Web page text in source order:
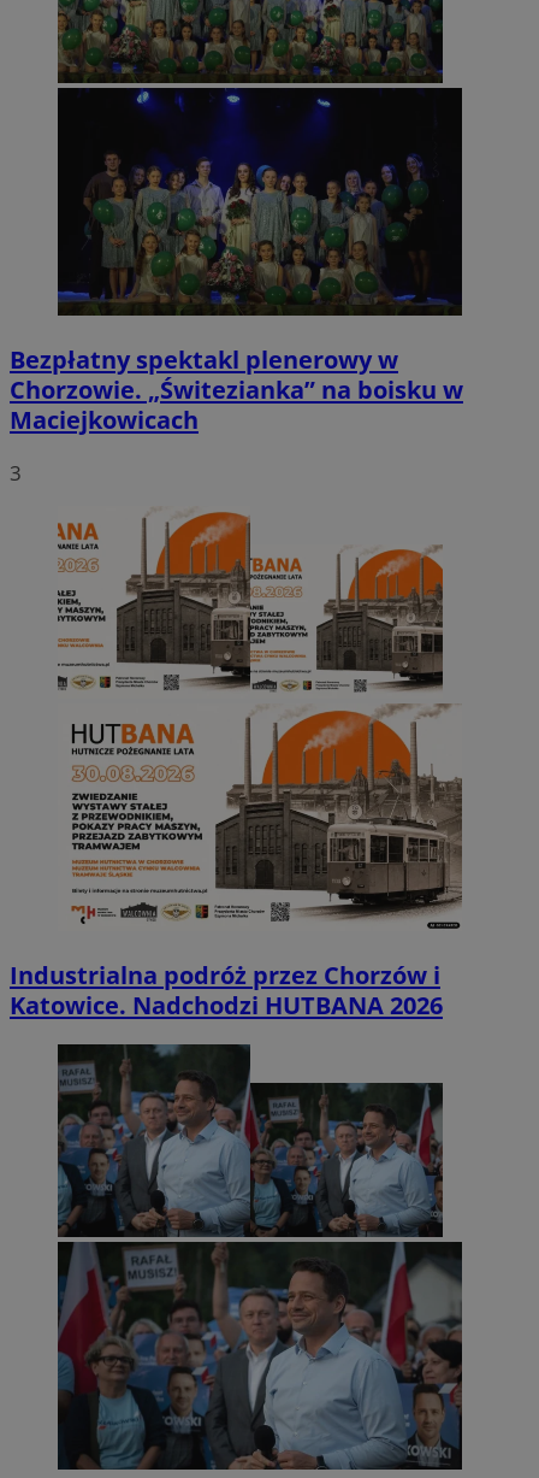
Bezpłatny spektakl plenerowy w
Chorzowie. „Świtezianka” na boisku w
Maciejkowicach
3
Industrialna podróż przez Chorzów i
Katowice. Nadchodzi HUTBANA 2026